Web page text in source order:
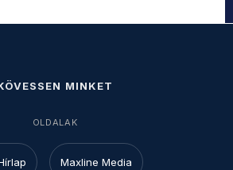
MINKET
OLDALAK
Maxline Media